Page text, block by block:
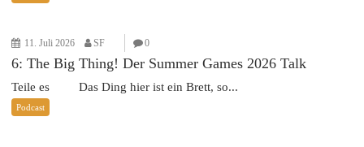
11. Juli 2026 SF 0
6: The Big Thing! Der Summer Games 2026 Talk
Teile es Das Ding hier ist ein Brett, so...
Podcast